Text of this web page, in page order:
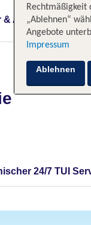
& Angebote
24/7 TUI
Rechtmäßigkeit
„Ablehnen“
Angebote
Impressum
Ablehnen